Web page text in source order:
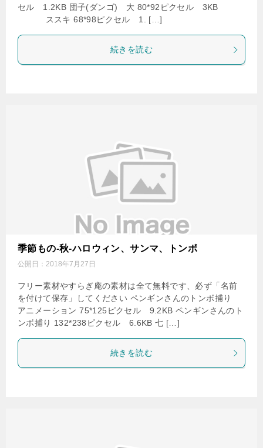
セル 1.2KB 団子(ダンゴ) 大 80*92ピクセル 3KB
ススキ 68*98ピクセル 1. […]
続きを読む
季節もの-秋-ハロウィン、サンマ、トンボ
公開日： 2018年7月27日
フリー素材やすらぎ庵の素材は全て無料です、必ず「名前
を付けて保存」してください ペンギンさんのトンボ捕り
アニメーション 75*125ピクセル 9.2KB ペンギンさんのト
ンボ捕り 132*238ピクセル 6.6KB 七 […]
続きを読む